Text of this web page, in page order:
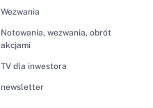
Wezwania
Notowania, wezwania, obrót
akcjami
TV dla inwestora
newsletter